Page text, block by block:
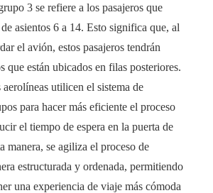
3 se refiere a los pasajeros que
asientos 6 a 14. Esto significa que, al
el avión, estos pasajeros tendrán
que están ubicados en filas posteriores.
utilicen el sistema de
para hacer más eficiente el proceso
el tiempo de espera en la puerta de
manera, se agiliza el proceso de
estructurada y ordenada, permitiendo
una experiencia de viaje más cómoda